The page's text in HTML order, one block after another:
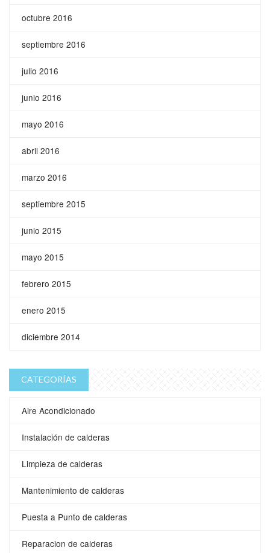
octubre 2016
septiembre 2016
julio 2016
junio 2016
mayo 2016
abril 2016
marzo 2016
septiembre 2015
junio 2015
mayo 2015
febrero 2015
enero 2015
diciembre 2014
CATEGORÍAS
Aire Acondicionado
Instalación de calderas
Limpieza de calderas
Mantenimiento de calderas
Puesta a Punto de calderas
Reparacion de calderas